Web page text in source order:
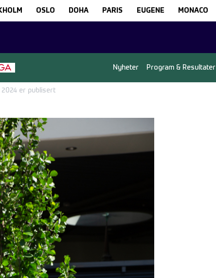
OSLO DOHA PARIS EUGENE MONACO
Nyheter Program & Resultater
er publisert